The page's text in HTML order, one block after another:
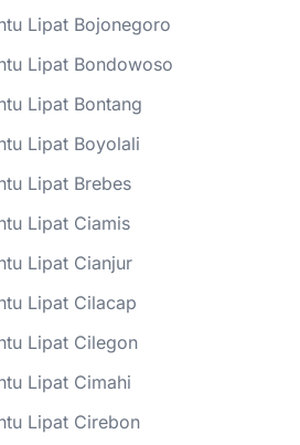
Lipat Bojonegoro
Lipat Bondowoso
Lipat Bontang
Lipat Boyolali
Lipat Brebes
Lipat Ciamis
Lipat Cianjur
Lipat Cilacap
Lipat Cilegon
Lipat Cimahi
Lipat Cirebon